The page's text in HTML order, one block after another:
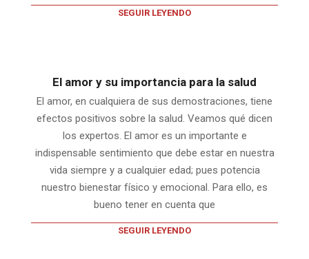
SEGUIR LEYENDO
El amor y su importancia para la salud
El amor, en cualquiera de sus demostraciones, tiene
efectos positivos sobre la salud. Veamos qué dicen
los expertos. El amor es un importante e
indispensable sentimiento que debe estar en nuestra
vida siempre y a cualquier edad; pues potencia
nuestro bienestar físico y emocional. Para ello, es
bueno tener en cuenta que
SEGUIR LEYENDO